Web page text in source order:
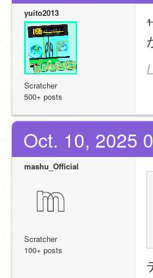
yuito2013
Scratcher
500+ posts
Oct. 10, 2025
mashu_Official
Scratcher
100+ posts